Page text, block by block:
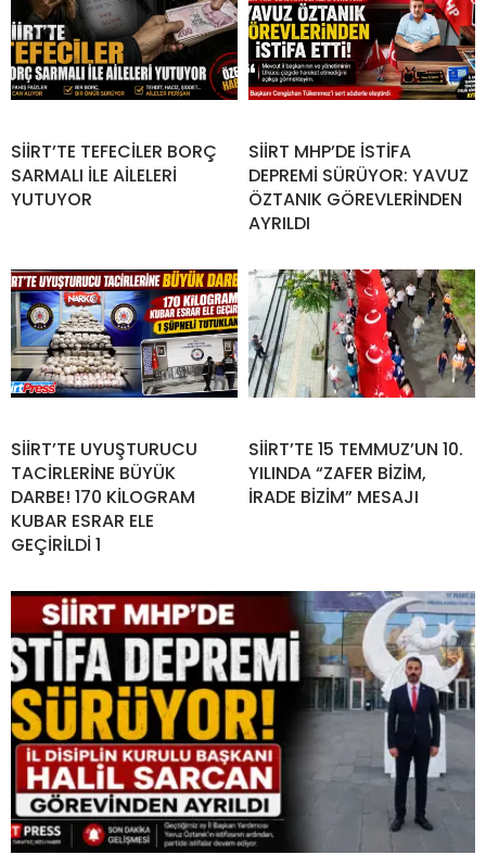
SİİRT’TE TEFECİLER BORÇ
SARMALI İLE AİLELERİ
YUTUYOR
SİİRT MHP’DE İSTİFA
DEPREMİ SÜRÜYOR: YAVUZ
ÖZTANIK GÖREVLERİNDEN
AYRILDI
SİİRT’TE UYUŞTURUCU
TACİRLERİNE BÜYÜK
DARBE! 170 KİLOGRAM
KUBAR ESRAR ELE
GEÇİRİLDİ 1
SİİRT’TE 15 TEMMUZ’UN 10.
YILINDA “ZAFER BİZİM,
İRADE BİZİM” MESAJI